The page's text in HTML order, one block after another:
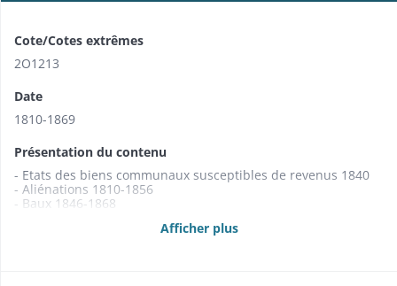
Cote/Cotes extrêmes
2O1213
Date
1810-1869
Présentation du contenu
- Etats des biens communaux susceptibles de revenus 1840
- Aliénations 1810-1856
- Baux 1846-1868
- Etats des propriétés foncières, rentes et créances mobilières
Afficher plus